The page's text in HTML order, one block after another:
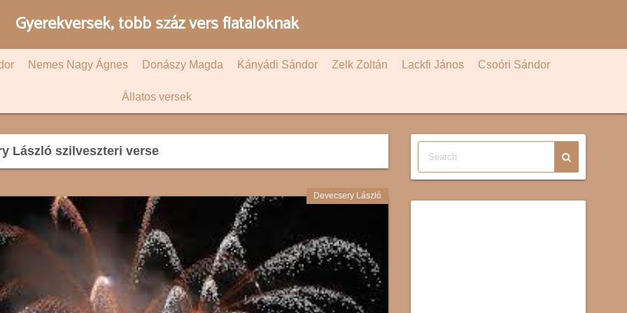
Gyerekversek, több száz vers fiataloknak
Nemes Nagy Ágnes Donászy Magda Kányádi Sándor Zelk Zoltán Lackfi János Csoóri Sándor
Állatos versek
László szilveszteri verse
Devecsery László